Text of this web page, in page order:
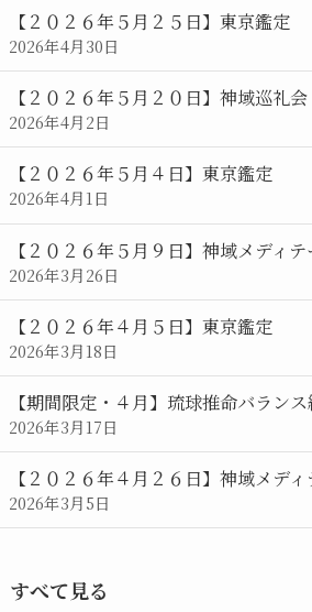
【２０２６年５月２５日】東京鑑定
2026年4月30日
【２０２６年５月２０日】神域巡礼会
2026年4月2日
【２０２６年５月４日】東京鑑定
2026年4月1日
【２０２６年５月９日】神域メディ
2026年3月26日
【２０２６年４月５日】東京鑑定
2026年3月18日
【期間限定・４月】琉球推命バラン
2026年3月17日
【２０２６年４月２６日】神域メデ
2026年3月5日
すべて見る